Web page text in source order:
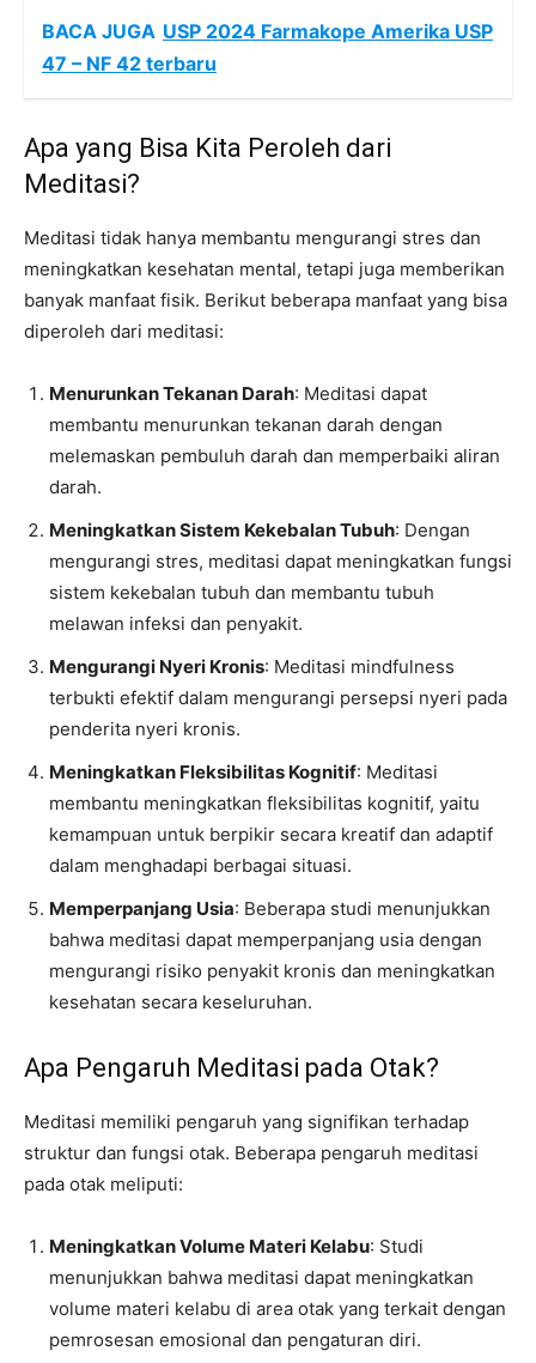
BACA JUGA USP 2024 Farmakope Amerika USP
47 – NF 42 terbaru
Apa yang Bisa Kita Peroleh dari
Meditasi?
Meditasi tidak hanya membantu mengurangi stres dan
meningkatkan kesehatan mental, tetapi juga memberikan
banyak manfaat fisik. Berikut beberapa manfaat yang bisa
diperoleh dari meditasi:
Menurunkan Tekanan Darah: Meditasi dapat
membantu menurunkan tekanan darah dengan
melemaskan pembuluh darah dan memperbaiki aliran
darah.
Meningkatkan Sistem Kekebalan Tubuh: Dengan
mengurangi stres, meditasi dapat meningkatkan fungsi
sistem kekebalan tubuh dan membantu tubuh
melawan infeksi dan penyakit.
Mengurangi Nyeri Kronis: Meditasi mindfulness
terbukti efektif dalam mengurangi persepsi nyeri pada
penderita nyeri kronis.
Meningkatkan Fleksibilitas Kognitif: Meditasi
membantu meningkatkan fleksibilitas kognitif, yaitu
kemampuan untuk berpikir secara kreatif dan adaptif
dalam menghadapi berbagai situasi.
Memperpanjang Usia: Beberapa studi menunjukkan
bahwa meditasi dapat memperpanjang usia dengan
mengurangi risiko penyakit kronis dan meningkatkan
kesehatan secara keseluruhan.
Apa Pengaruh Meditasi pada Otak?
Meditasi memiliki pengaruh yang signifikan terhadap
struktur dan fungsi otak. Beberapa pengaruh meditasi
pada otak meliputi:
Meningkatkan Volume Materi Kelabu: Studi
menunjukkan bahwa meditasi dapat meningkatkan
volume materi kelabu di area otak yang terkait dengan
pemrosesan emosional dan pengaturan diri.